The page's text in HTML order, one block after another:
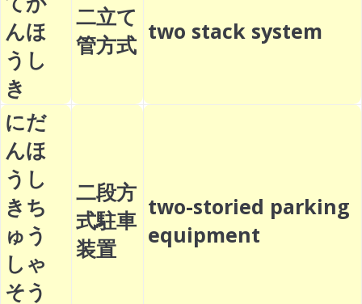
んほ
うし
き
二立て
管方式 two stack system
にだ
んほ
うし
きち
ゅう
しゃ
そう
二段方
式駐車
装置
two-storied parking
equipment